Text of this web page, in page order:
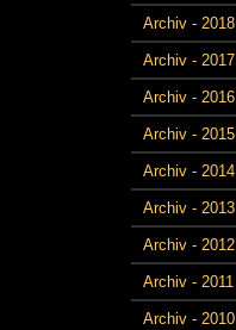
Archiv - 2018
Archiv - 2017
Archiv - 2016
Archiv - 2015
Archiv - 2014
Archiv - 2013
Archiv - 2012
Archiv - 2011
Archiv - 2010